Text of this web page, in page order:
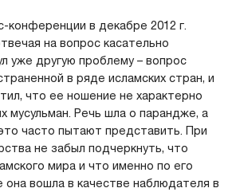
в декабре 2012 г.
на вопрос касательно
уже другую проблему – вопрос
в ряде исламских стран, и
что ее ношение не характерно
мусульман. Речь шла о парандже, а
часто пытают представить. При
не забыл подчеркнуть, что
мира и что именно по его
она вошла в качестве наблюдателя в